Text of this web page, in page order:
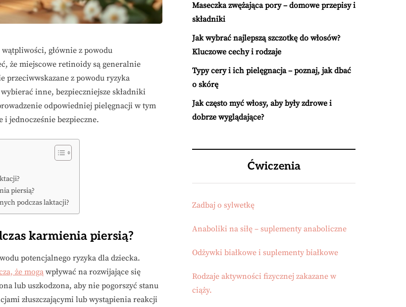
głównie z powodu
że miejscowe retinoidy są generalnie
przeciwwskazane z powodu ryzyka
inne, bezpieczniejsze składniki
odpowiedniej pielęgnacji w tym
i jednocześnie bezpieczne.
piersią?
podczas laktacji?
karmienia piersią?
potencjalnego ryzyka dla dziecka.
że mogą wpływać na rozwijające się
lub uszkodzona, aby nie pogorszyć stanu
złuszczającymi lub wystąpienia reakcji
Maseczka zwężająca pory – domowe przepisy i
składniki
Jak wybrać najlepszą szczotkę do włosów?
Kluczowe cechy i rodzaje
Typy cery i ich pielęgnacja – poznaj, jak dbać
o skórę
Jak często myć włosy, aby były zdrowe i
dobrze wyglądające?
Ćwiczenia
Zadbaj o sylwetkę
Anaboliki na siłę – suplementy anaboliczne
Odżywki białkowe i suplementy białkowe
Rodzaje aktywności fizycznej zakazane w
ciąży.